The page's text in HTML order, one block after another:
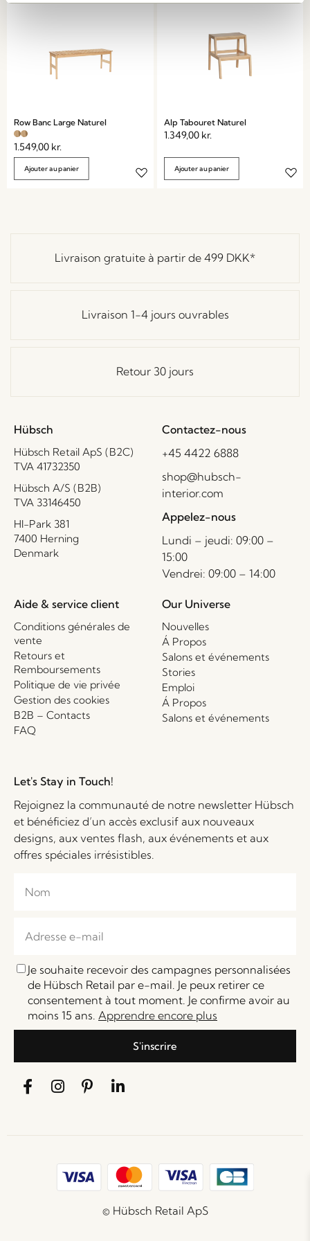
Row Banc Large Naturel
1.549,00 kr.
Ajouter au panier
Alp Tabouret Naturel
1.349,00 kr.
Ajouter au panier
Livraison gratuite à partir de 499 DKK*
Livraison 1-4 jours ouvrables
Retour 30 jours
Hübsch
Hübsch Retail ApS (B2C)
TVA 41732350
Hübsch A/S (B2B)
TVA 33146450
HI-Park 381
7400 Herning
Denmark
Contactez-nous
+45 4422 6888
shop@hubsch-
interior.com
Appelez-nous
Lundi – jeudi: 09:00 –
15:00
Vendrei: 09:00 – 14:00
Aide & service client
Conditions générales de
vente
Retours et
Remboursements
Politique de vie privée
Gestion des cookies
B2B – Contacts
FAQ
Our Universe
Nouvelles
Á Propos
Salons et événements
Stories
Emploi
Á Propos
Salons et événements
Let's Stay in Touch!
Rejoignez la communauté de notre newsletter Hübsch
et bénéficiez d’un accès exclusif aux nouveaux
designs, aux ventes flash, aux événements et aux
offres spéciales irrésistibles.
Je souhaite recevoir des campagnes personnalisées
de Hübsch Retail par e-mail. Je peux retirer ce
consentement à tout moment. Je confirme avoir au
moins 15 ans. Apprendre encore plus
S'inscrire
© Hübsch Retail ApS